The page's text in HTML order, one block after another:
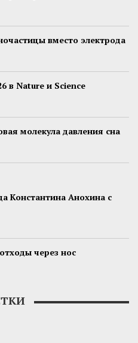
вместо электрода
в Nature и Science
молекула давления сна
Константина Анохина с
через нос